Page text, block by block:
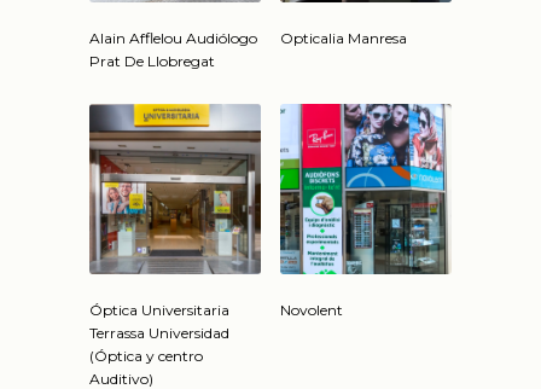
Alain Afflelou Audiólogo
Prat De Llobregat
Opticalia Manresa
Óptica Universitaria
Terrassa Universidad
(Óptica y centro
Auditivo)
Novolent